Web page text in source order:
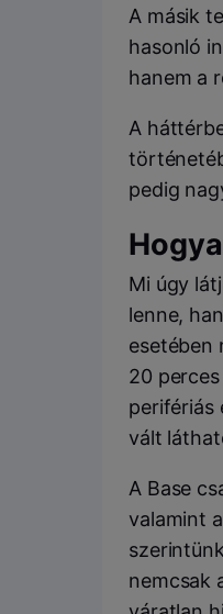
A másik
hasonló
hanem a
A
pedig
Mi úgy
lenne,
esetében
20
perifériás
vált
A Base
valamint
nemcsak